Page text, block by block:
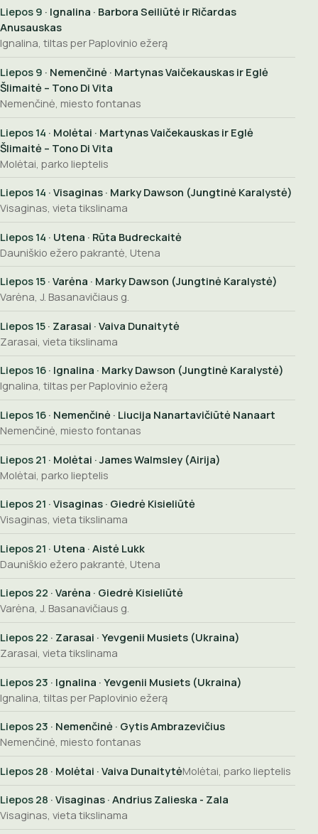
Liepos 9 · Ignalina · Barbora Seiliūtė ir Ričardas
Anusauskas
Ignalina, tiltas per Paplovinio ežerą
Liepos 9 · Nemenčinė · Martynas Vaičekauskas ir Eglė
Šlimaitė – Tono Di Vita
Nemenčinė, miesto fontanas
Liepos 14 · Molėtai · Martynas Vaičekauskas ir Eglė
Šlimaitė – Tono Di Vita
Molėtai, parko lieptelis
Liepos 14 · Visaginas · Marky Dawson (Jungtinė Karalystė)
Visaginas, vieta tikslinama
Liepos 14 · Utena · Rūta Budreckaitė
Dauniškio ežero pakrantė, Utena
Liepos 15 · Varėna · Marky Dawson (Jungtinė Karalystė)
Varėna, J. Basanavičiaus g.
Liepos 15 · Zarasai · Vaiva Dunaitytė
Zarasai, vieta tikslinama
Liepos 16 · Ignalina · Marky Dawson (Jungtinė Karalystė)
Ignalina, tiltas per Paplovinio ežerą
Liepos 16 · Nemenčinė · Liucija Nanartavičiūtė Nanaart
Nemenčinė, miesto fontanas
Liepos 21 · Molėtai · James Walmsley (Airija)
Molėtai, parko lieptelis
Liepos 21 · Visaginas · Giedrė Kisieliūtė
Visaginas, vieta tikslinama
Liepos 21 · Utena · Aistė Lukk
Dauniškio ežero pakrantė, Utena
Liepos 22 · Varėna · Giedrė Kisieliūtė
Varėna, J. Basanavičiaus g.
Liepos 22 · Zarasai · Yevgenii Musiets (Ukraina)
Zarasai, vieta tikslinama
Liepos 23 · Ignalina · Yevgenii Musiets (Ukraina)
Ignalina, tiltas per Paplovinio ežerą
Liepos 23 · Nemenčinė · Gytis Ambrazevičius
Nemenčinė, miesto fontanas
Liepos 28 · Molėtai · Vaiva DunaitytėMolėtai, parko lieptelis
Liepos 28 · Visaginas · Andrius Zalieska - Zala
Visaginas, vieta tikslinama